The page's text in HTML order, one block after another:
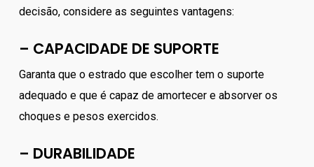
decisão, considere as seguintes vantagens:
– CAPACIDADE DE SUPORTE
Garanta que o estrado que escolher tem o suporte
adequado e que é capaz de amortecer e absorver os
choques e pesos exercidos.
– DURABILIDADE